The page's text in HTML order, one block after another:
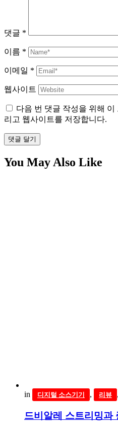
댓글 *
이름 *
이메일 *
웹사이트
다음 번 댓글 작성을 위해
리고 웹사이트를 저장합니다.
댓글 달기
You May Also Like
in 디지털 소스기기 , 리뷰 ,
드비알레 스트리밍과